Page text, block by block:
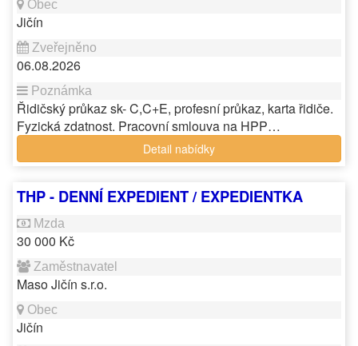
Jičín
06.08.2026
Řidičský průkaz sk- C,C+E, profesní průkaz, karta řidiče.
Fyzická zdatnost. Pracovní smlouva na HPP…
Detail nabídky
THP - DENNÍ EXPEDIENT / EXPEDIENTKA
30 000 Kč
Maso Jičín s.r.o.
Jičín